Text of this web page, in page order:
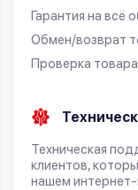
Гарантия на всё
Обмен/возврат
Проверка
Техническая
клиентов,
нашем интернет-